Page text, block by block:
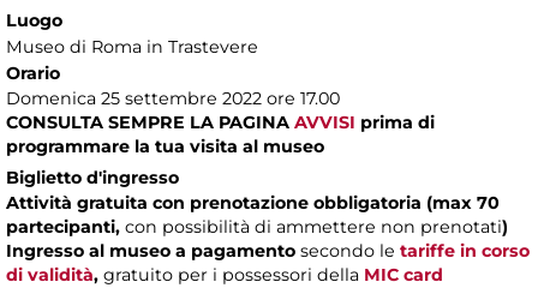
Luogo
Museo di Roma in Trastevere
Orario
Domenica 25 settembre 2022 ore 17.00
CONSULTA SEMPRE LA PAGINA AVVISI prima di
programmare la tua visita al museo
Biglietto d'ingresso
Attività gratuita con prenotazione obbligatoria (max 70
partecipanti, con possibilità di ammettere non prenotati)
Ingresso al museo a pagamento secondo le tariffe in corso
di validità, gratuito per i possessori della MIC card